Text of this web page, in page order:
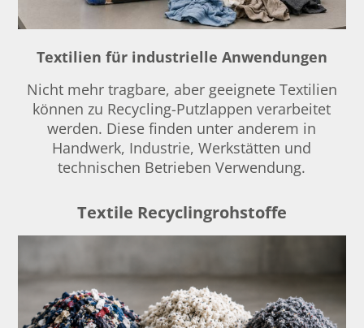
Textilien für industrielle Anwendungen
Nicht mehr tragbare, aber geeignete Textilien
können zu Recycling-Putzlappen verarbeitet
werden. Diese finden unter anderem in
Handwerk, Industrie, Werkstätten und
technischen Betrieben Verwendung.
Textile Recyclingrohstoffe